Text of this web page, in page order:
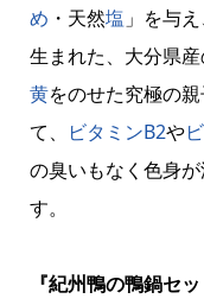
め ・天然塩 」を与
生まれた、大分県
黄をのせた究極の
て、
ビタミンB2や
の臭いもなく色身
す。
『紀州鴨の鴨鍋セッ